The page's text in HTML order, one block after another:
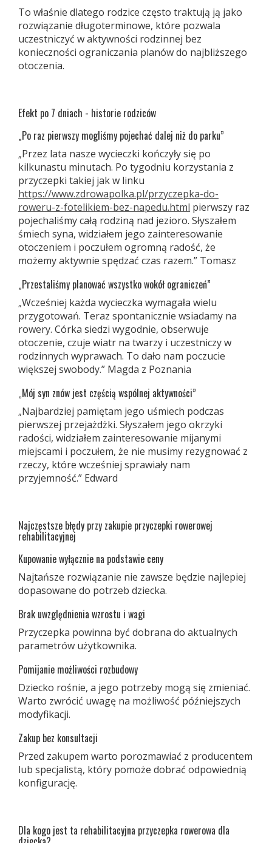
To właśnie dlatego rodzice często traktują ją jako
rozwiązanie długoterminowe, które pozwala
uczestniczyć w aktywności rodzinnej bez
konieczności ograniczania planów do najbliższego
otoczenia.
Efekt po 7 dniach - historie rodziców
„Po raz pierwszy mogliśmy pojechać dalej niż do parku”
„Przez lata nasze wycieczki kończyły się po
kilkunastu minutach. Po tygodniu korzystania z
przyczepki takiej jak w linku
https://www.zdrowapolka.pl/przyczepka-do-
roweru-z-fotelikiem-bez-napedu.html pierwszy raz
pojechaliśmy całą rodziną nad jezioro. Słyszałem
śmiech syna, widziałem jego zainteresowanie
otoczeniem i poczułem ogromną radość, że
możemy aktywnie spędzać czas razem.” Tomasz
„Przestaliśmy planować wszystko wokół ograniczeń”
„Wcześniej każda wycieczka wymagała wielu
przygotowań. Teraz spontanicznie wsiadamy na
rowery. Córka siedzi wygodnie, obserwuje
otoczenie, czuje wiatr na twarzy i uczestniczy w
rodzinnych wyprawach. To dało nam poczucie
większej swobody.” Magda z Poznania
„Mój syn znów jest częścią wspólnej aktywności”
„Najbardziej pamiętam jego uśmiech podczas
pierwszej przejażdżki. Słyszałem jego okrzyki
radości, widziałem zainteresowanie mijanymi
miejscami i poczułem, że nie musimy rezygnować z
rzeczy, które wcześniej sprawiały nam
przyjemność.” Edward
Najczęstsze błędy przy zakupie przyczepki rowerowej
rehabilitacyjnej
Kupowanie wyłącznie na podstawie ceny
Najtańsze rozwiązanie nie zawsze będzie najlepiej
dopasowane do potrzeb dziecka.
Brak uwzględnienia wzrostu i wagi
Przyczepka powinna być dobrana do aktualnych
parametrów użytkownika.
Pomijanie możliwości rozbudowy
Dziecko rośnie, a jego potrzeby mogą się zmieniać.
Warto zwrócić uwagę na możliwość późniejszych
modyfikacji.
Zakup bez konsultacji
Przed zakupem warto porozmawiać z producentem
lub specjalistą, który pomoże dobrać odpowiednią
konfigurację.
Dla kogo jest ta rehabilitacyjna przyczepka rowerowa dla